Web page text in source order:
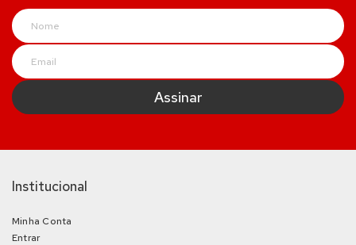
Institucional
Minha Conta
Entrar